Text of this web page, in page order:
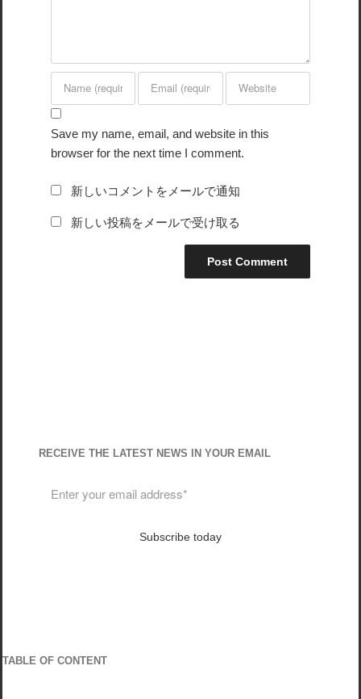
Save my name, email, and website in this
browser for the next time I comment.
新しいコメントをメールで通知
新しい投稿をメールで受け取る
RECEIVE THE LATEST NEWS IN YOUR EMAIL
Subscribe today
TABLE OF CONTENT